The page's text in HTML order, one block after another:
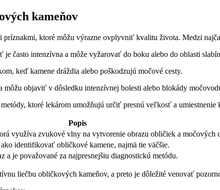
kameňov
príznakmi, ktoré môžu výrazne ovplyvniť kvalitu života. Medzi
je často intenzívna a môže vyžarovať do boku alebo do oblasti
keď kamene dráždia alebo poškodzujú močové cesty.
môžu objaviť v dôsledku intenzívnej bolesti alebo blokády
ktoré lekárom umožňujú určiť presnú veľkosť a umiestnenie
Popis
využíva zvukové vlny na vytvorenie obrazu obličiek a močových
identifikovať obličkové kamene, najmä tie väčšie.
a je považované za najpresnejšiu diagnostickú metódu.
liečbu obličkových kameňov, a preto je dôležité venovať